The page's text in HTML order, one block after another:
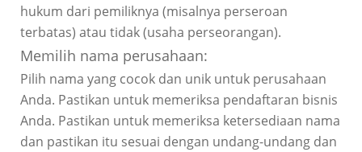
hukum dari pemiliknya (misalnya perseroan
terbatas) atau tidak (usaha perseorangan).
Memilih nama perusahaan:
Pilih nama yang cocok dan unik untuk perusahaan
Anda. Pastikan untuk memeriksa pendaftaran bisnis
Anda. Pastikan untuk memeriksa ketersediaan nama
dan pastikan itu sesuai dengan undang-undang dan